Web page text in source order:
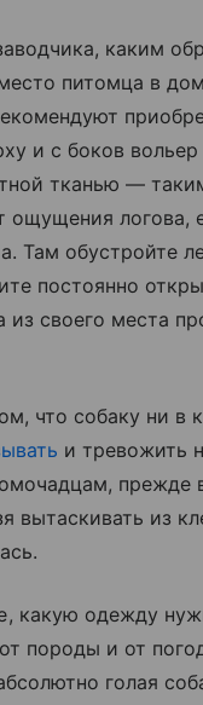
каким
питомца в
и с боков
тканью —
ощущения логова,
Там обустройте
постоянно
из своего места
что собаку ни в
и тревожить
прежде
вытаскивать из
какую одежду
породы и от
голая